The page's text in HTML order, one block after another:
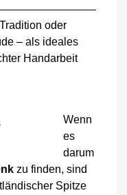
oder
– als ideales
Handarbeit
Wenn
es
darum
zu finden, sind
Spitze